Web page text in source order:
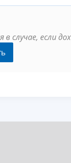
в случае, если